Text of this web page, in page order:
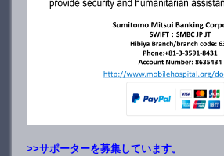
>>サポーターを募集しています。